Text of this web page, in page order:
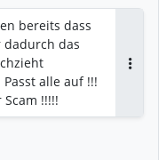
bereits dass
dadurch das
alle auf !!!
!!!!!